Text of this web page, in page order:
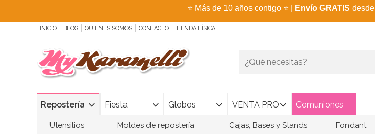
⭐ Más de 10 años contigo ⭐ Envío GRATIS desde
INICIO BLOG QUIÉNES SOMOS CONTACTO TIENDA FÍSICA
Repostería Fiesta Globos VENTA PRO Comuniones
Utensilios Moldes de repostería Cajas, Bases y Stands Fondant